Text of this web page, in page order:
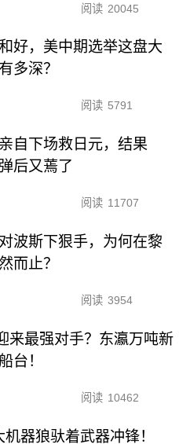
阅读 20045
好，美中期选举这盘大
多深？
阅读 5791
自下场救日元，结果
后又蔫了
阅读 11707
波斯下狠手，为何在黎
而止？
阅读 3954
来最强对手？东瀛万吨新
台！
阅读 10462
器狼驮着武器冲锋！